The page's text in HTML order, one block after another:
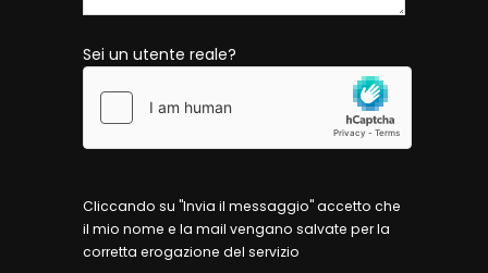
Sei un utente reale?
Cliccando su "Invia il messaggio" accetto che
il mio nome e la mail vengano salvate per la
corretta erogazione del servizio